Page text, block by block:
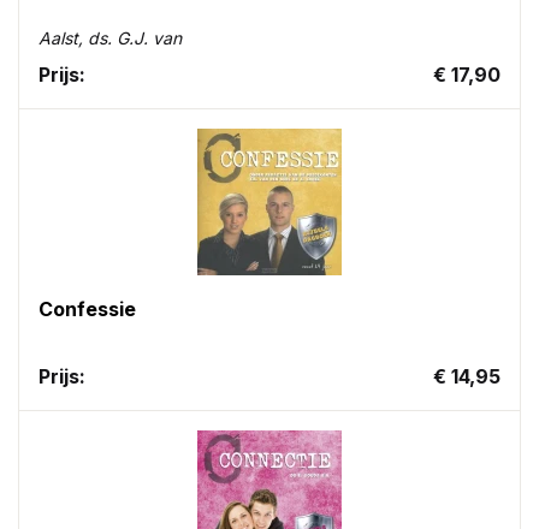
Aalst, ds. G.J. van
Prijs: € 17,90
Confessie
Prijs: € 14,95